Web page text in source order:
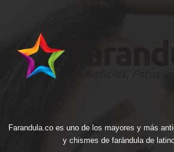
Farandula.co es uno de los mayores y más
y chismes de farándula de